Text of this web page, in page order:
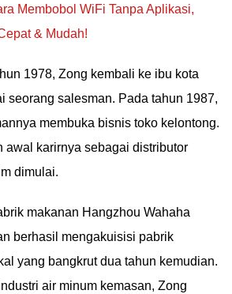
Membobol WiFi Tanpa Aplikasi,
& Mudah!
1978, Zong kembali ke ibu kota
seorang salesman. Pada tahun 1987,
membuka bisnis toko kelontong.
awal karirnya sebagai distributor
dimulai.
makanan Hangzhou Wahaha
berhasil mengakuisisi pabrik
yang bangkrut dua tahun kemudian.
air minum kemasan, Zong